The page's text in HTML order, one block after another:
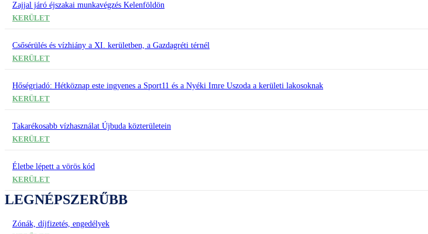
Zajjal járó éjszakai munkavégzés Kelenföldön
KERÜLET
Csősérülés és vízhiány a XI. kerületben, a Gazdagréti térnél
KERÜLET
Hőségriadó: Hétköznap este ingyenes a Sport11 és a Nyéki Imre Uszoda a kerületi lakosoknak
KERÜLET
Takarékosabb vízhasználat Újbuda közterületein
KERÜLET
Életbe lépett a vörös kód
KERÜLET
LEGNÉPSZERŰBB
Zónák, díjfizetés, engedélyek